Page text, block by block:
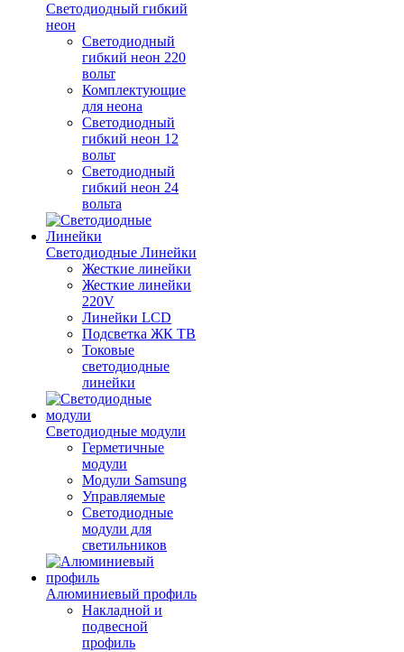
Светодиодный гибкий
неон
Светодиодный
гибкий неон 220
вольт
Комплектующие
для неона
Светодиодный
гибкий неон 12
вольт
Светодиодный
гибкий неон 24
вольта
Светодиодные Линейки
Жесткие линейки
Жесткие линейки
220V
Линейки LCD
Подсветка ЖК ТВ
Токовые
светодиодные
линейки
Светодиодные модули
Герметичные
модули
Модули Samsung
Управляемые
Светодиодные
модули для
светильников
Алюминиевый профиль
Накладной и
подвесной
профиль